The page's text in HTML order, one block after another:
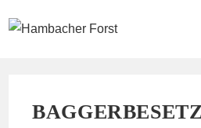
Inhalt